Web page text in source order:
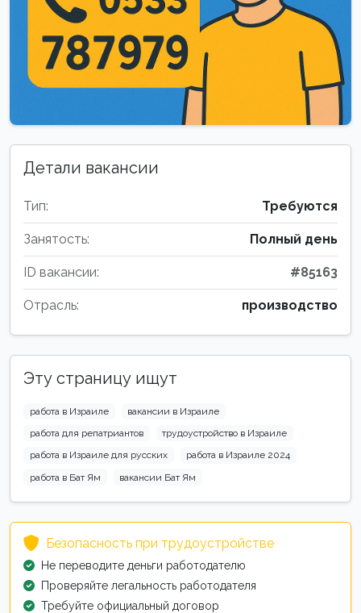
Детали вакансии
Тип: Требуются
Занятость: Полный день
ID вакансии: #85163
Отрасль: производство
Эту страницу ищут
работа в Израиле
вакансии в Израиле
работа для репатриантов
трудоустройство в Израиле
работа в Израиле для русских
работа в Израиле 2024
работа в Бат Ям
вакансии Бат Ям
Безопасность при трудоустройстве
Не переводите деньги работодателю
Проверяйте легальность работодателя
Требуйте официальный договор